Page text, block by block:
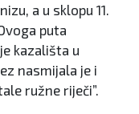
a u sklopu 11.
puta
kazališta u
nasmijala je i
ružne riječi”.